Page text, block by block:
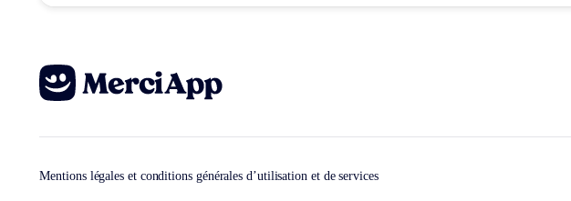
Mentions légales et conditions générales d’utilisation et de services